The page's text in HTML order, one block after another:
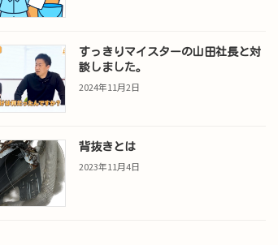
すっきりマイスターの山田社長と対
談しました。
2024年11月2日
背抜きとは
2023年11月4日